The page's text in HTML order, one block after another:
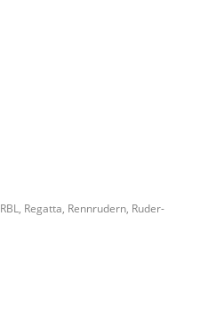
RBL, Regatta, Rennrudern, Ruder-